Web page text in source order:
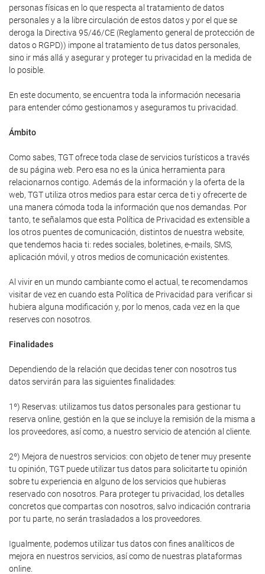
personas físicas en lo que respecta al tratamiento de datos
personales y a la libre circulación de estos datos y por el que se
deroga la Directiva 95/46/CE (Reglamento general de protección de
datos o RGPD)) impone al tratamiento de tus datos personales,
sino ir más allá y asegurar y proteger tu privacidad en la medida de
lo posible.
En este documento, se encuentra toda la información necesaria
para entender cómo gestionamos y aseguramos tu privacidad.
Ámbito
Como sabes, TGT ofrece toda clase de servicios turísticos a través
de su página web. Pero esa no es la única herramienta para
relacionarnos contigo. Además de la información y la oferta de la
web, TGT utiliza otros medios para estar cerca de ti y ofrecerte de
una manera cómoda toda la información que nos demandas. Por
tanto, te señalamos que esta Política de Privacidad es extensible a
los otros puentes de comunicación, distintos de nuestra website,
que tendemos hacia ti: redes sociales, boletines, e-mails, SMS,
aplicación móvil, y otros medios de comunicación existentes.
Al vivir en un mundo cambiante como el actual, te recomendamos
visitar de vez en cuando esta Política de Privacidad para verificar si
hubiera alguna modificación y, por lo menos, cada vez en la que
reserves con nosotros.
Finalidades
Dependiendo de la relación que decidas tener con nosotros tus
datos servirán para las siguientes finalidades:
1º) Reservas: utilizamos tus datos personales para gestionar tu
reserva online, gestión en la que se incluye la remisión de la misma a
los proveedores, así como, a nuestro servicio de atención al cliente.
2º) Mejora de nuestros servicios: con objeto de tener muy presente
tu opinión, TGT puede utilizar tus datos para solicitarte tu opinión
sobre tu experiencia en alguno de los servicios que hubieras
reservado con nosotros. Para proteger tu privacidad, los detalles
concretos que compartas con nosotros, salvo indicación contraria
por tu parte, no serán trasladados a los proveedores.
Igualmente, podemos utilizar tus datos con fines analíticos de
mejora en nuestros servicios, así como de nuestras plataformas
online.